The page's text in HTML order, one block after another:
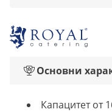
Основни
Капацитет от